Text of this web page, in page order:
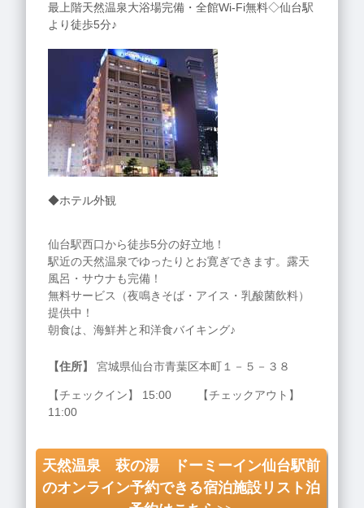
最上階天然温泉大浴場完備・全館Wi-Fi無料◇仙台駅
より徒歩5分♪
◆ホテル外観
仙台駅西口から徒歩5分の好立地！
駅近の天然温泉でゆったりとお寛ぎできます。露天
風呂・サウナも完備！
無料サービス（夜鳴きそば・アイス・乳酸菌飲料）
提供中！
朝食は、海鮮丼と和洋食バイキング♪
【住所】 宮城県仙台市青葉区本町１－５－３８
【チェックイン】 15:00 【チェックアウト】
11:00
天然温泉 萩の湯 ドーミーイン仙台駅前
のオンライン予約できる宿泊施設リスト泊